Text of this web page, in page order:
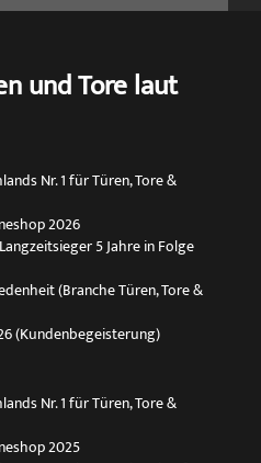
und Tore laut
Nr. 1 für Türen, Tore &
2026
5 Jahre in Folge
(Branche Türen, Tore &
(Kundenbegeisterung)
Nr. 1 für Türen, Tore &
2025